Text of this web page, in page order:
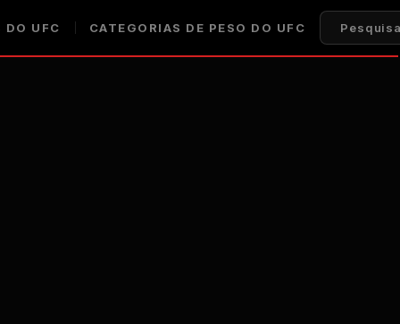
DO UFC CATEGORIAS DE PESO DO UFC